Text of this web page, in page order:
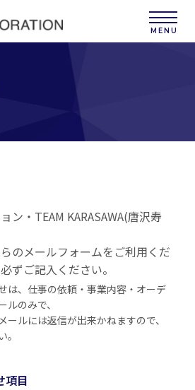
ン・TEAM KARASAWA(唐沢寿
のメールフォームをご利用くだ
ずご記入ください。
は、仕事の依頼・事業内容・オーデ
ルのみで、
ールには返信が出来かねますので、
項目